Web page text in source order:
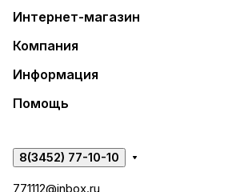
Интернет-магазин
Компания
Информация
Помощь
8(3452) 77-10-10
771112@inbox.ru